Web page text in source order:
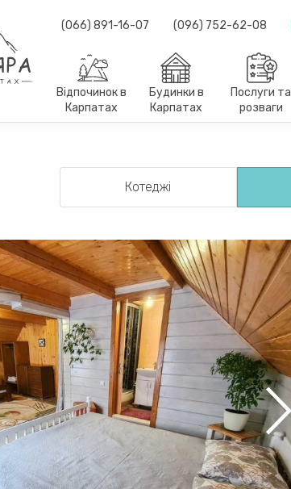
(066) 891-16-07 (096) 752-62-08
Відпочинок в
Карпатах
Будинки в
Карпатах
Послуги та
розваги
Котеджі